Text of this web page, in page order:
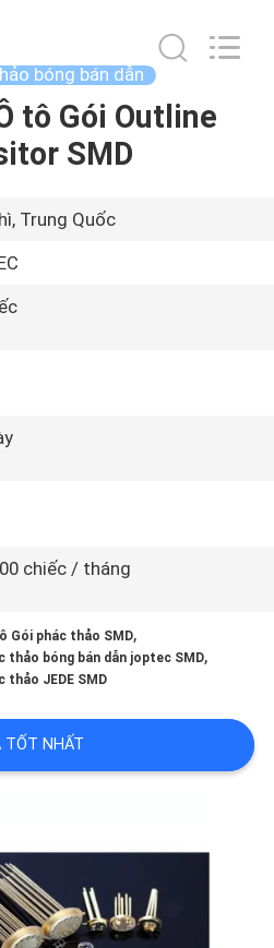
bóng bán dẫn
tô Gói Outline
SMD
Trung Quốc
chiếc / tháng
Gói phác thảo SMD,
thảo bóng bán dẫn joptec SMD,
thảo JEDE SMD
TỐT NHẤT